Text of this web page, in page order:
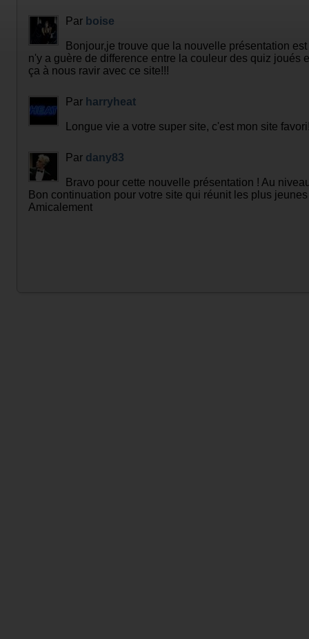
Par boise
Bonjour,je trouve que la nouvelle présentation
n'y a guère de difference entre la couleur des quiz
ça à nous ravir avec ce site!!!
Par harryheat
Longue vie a votre super site, c'est mon site
Par dany83
Bravo pour cette nouvelle présentation ! Au
Bon continuation pour votre site qui réunit les plus
Amicalement